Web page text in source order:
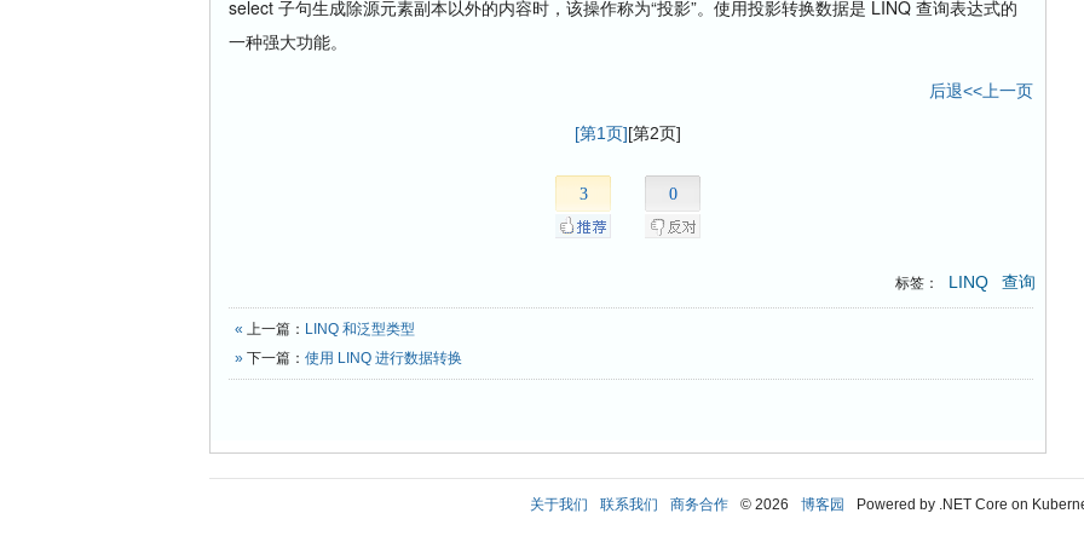
select 子句生成除源元素副本以外的内容时，该操作称为“投影”。使用投影转换数据是 LINQ 查询表达式的
一种强大功能。
后退<<上一页
[第1页][第2页]
3 0
标签： LINQ 查询
« 上一篇： LINQ 和泛型类型
» 下一篇： 使用 LINQ 进行数据转换
关于我们 联系我们 商务合作 © 2026 博客园 Powered by .NET Core on